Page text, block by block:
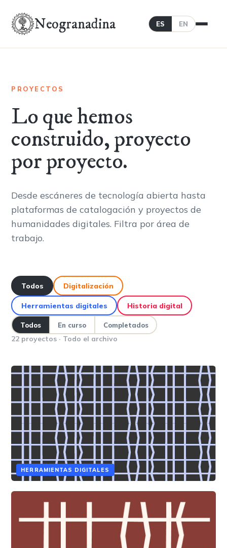
Neogranadina ES EN
PROYECTOS
Lo que hemos
construido, proyecto
por proyecto.
Desde escáneres de tecnología abierta hasta
plataformas de catalogación y proyectos de
humanidades digitales. Filtra por área de
trabajo.
Todos Digitalización
Herramientas digitales Historia digital
Todos En curso Completados
22 proyectos · Todo el archivo
HERRAMIENTAS DIGITALES